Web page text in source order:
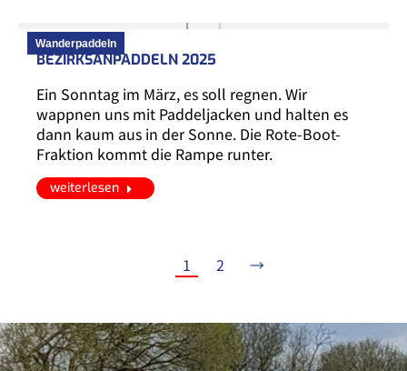
Wanderpaddeln
BEZIRKSANPADDELN 2025
Ein Sonntag im März, es soll regnen. Wir
wappnen uns mit Paddeljacken und halten es
dann kaum aus in der Sonne. Die Rote-Boot-
Fraktion kommt die Rampe runter.
weiterlesen
1 2 →